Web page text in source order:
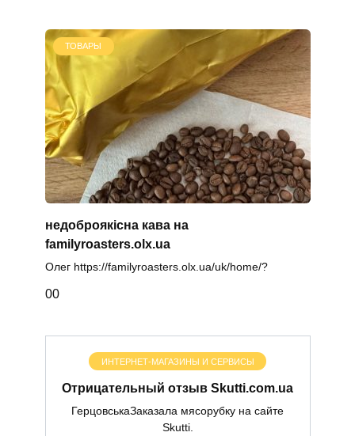
ТОВАРЫ
недоброякісна кава на
familyroasters.olx.ua
Олег https://familyroasters.olx.ua/uk/home/?
00
ИНТЕРНЕТ-МАГАЗИНЫ И СЕРВИСЫ
Отрицательный отзыв Skutti.com.ua
ГерцовськаЗаказала мясорубку на сайте
Skutti.